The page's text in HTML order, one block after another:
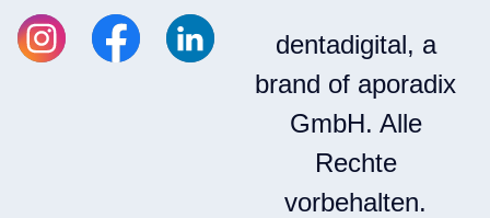
dentadigital, a
brand of aporadix
GmbH. Alle
Rechte
vorbehalten.